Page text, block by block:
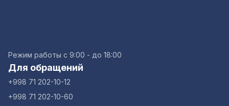
Режим работы с 9:00 - до 18:00
Для обращений
+998 71 202-10-12
+998 71 202-10-60